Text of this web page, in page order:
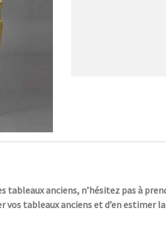
tableaux anciens, n’hésitez pas à
tableaux anciens et d’en estimer